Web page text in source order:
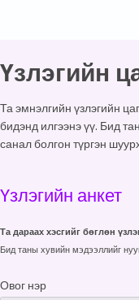
Үзлэгийн
Та эмнэлгийн үзлэгийн
бидэнд илгээнэ үү. Бид
санал болгон түргэн
Үзлэгийн анкет
Та дараах хэсгийг бөглөн
Бид таны хувийн мэдээллийг
Овог нэр